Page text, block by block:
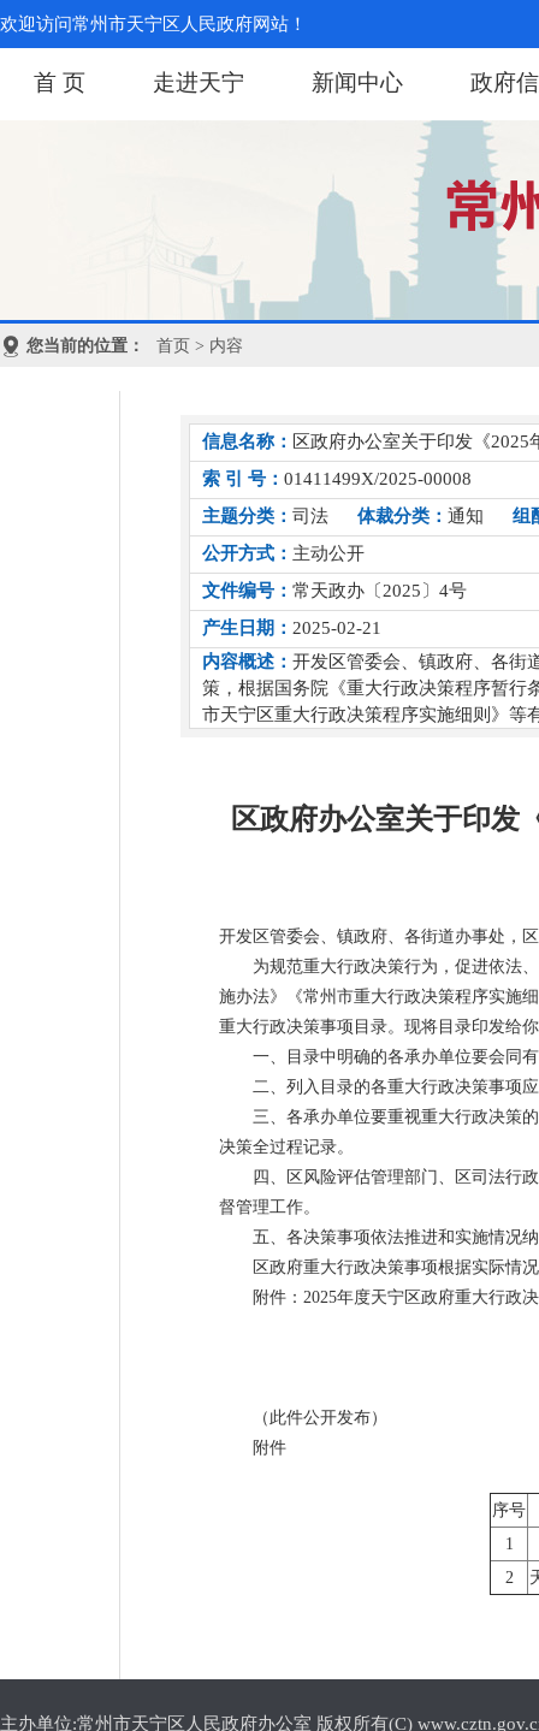
欢迎访问常州市天宁区人民政府网站！
首 页 走进天宁 新闻中心 政府
您当前的位置： 首页 > 内容
信息名称： 区政府办公室关于印发《
索 引 号： 01411499X/2025-00008
主题分类： 司法 体裁分类： 通知
组
公开方式： 主动公开
文件编号： 常天政办〔2025〕4号
产生日期： 2025-02-21
内容概述： 开发区管委会、镇政府、各街
策，根据国务院《重大行政决策程序暂行
市天宁区重大行政决策程序实施细则》等
区政府办公室关于印发
开发区管委会、镇政府、各街道办事处，
为规范重大行政决策行为，促进依法
施办法》《常州市重大行政决策程序实施
重大行政决策事项目录。现将目录印发给
一、目录中明确的各承办单位要会同
二、列入目录的各重大行政决策事项
三、各承办单位要重视重大行政决策
决策全过程记录。
四、区风险评估管理部门、区司法行
督管理工作。
五、各决策事项依法推进和实施情况
区政府重大行政决策事项根据实际情
附件：2025年度天宁区政府重大行政
（此件公开发布）
附件
序号
1
2
主办单位:常州市天宁区人民政府办公室 版权所有(C)